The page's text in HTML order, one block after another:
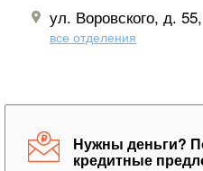
ул. Воровского, д. 55,
все отделения
Нужны деньги?
кредитные